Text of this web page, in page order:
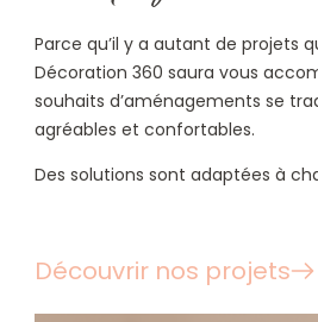
Parce qu’il y a autant de projets
Décoration 360 saura vous
souhaits d’aménagements se
agréables et confortables.
Des solutions sont adaptées à
Découvrir nos projets